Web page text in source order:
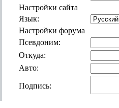
Настройки сайта
Язык:
Настройки форума
Псевдоним:
Откуда:
Авто:
Подпись: